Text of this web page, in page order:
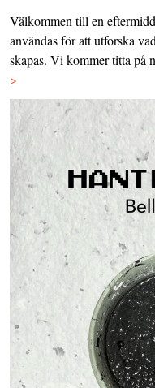
Välkommen till en
användas för att utforska
skapas. Vi kommer titta på
>